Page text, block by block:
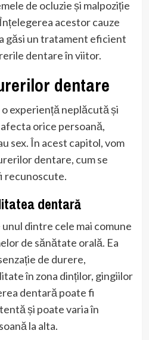
de ocluzie și malpoziție
acestor cauze
găsi un tratament eficient
dentare în viitor.
dentare
experiență neplăcută și
orice persoană,
sex. În acest capitol, vom
dentare, cum se
recunoscute.
dentară
dintre cele mai comune
de sănătate orală. Ea
de durere,
în zona dinților, gingiilor
dentară poate fi
și poate varia în
la alta.